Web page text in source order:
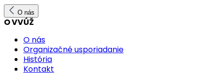
O nás
O VVÚŽ
O nás
Organizačné usporiadanie
História
Kontakt